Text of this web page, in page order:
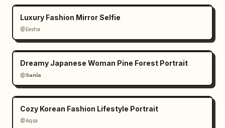
Luxury Fashion Mirror Selfie
@Eesha
Dreamy Japanese Woman Pine Forest Portrait
@𝗦𝗮𝗻𝗶𝗮
Cozy Korean Fashion Lifestyle Portrait
@Aqsa